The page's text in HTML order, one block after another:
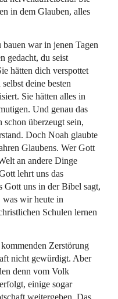
in dem Glauben, alles
war in jenen Tagen
gedacht, du seist
hätten dich verspottet
deine besten
Sie hätten alles in
Und genau das
schon überzeugt sein,
Doch Noah glaubte
Glaubens. Wer Gott
an andere Dinge
lehrt uns das
Gott uns in der Bibel sagt,
was wir heute in
Schulen lernen
Zerstörung
nicht gewürdigt. Aber
denn vom Volk
einige sogar
weitergeben. Das